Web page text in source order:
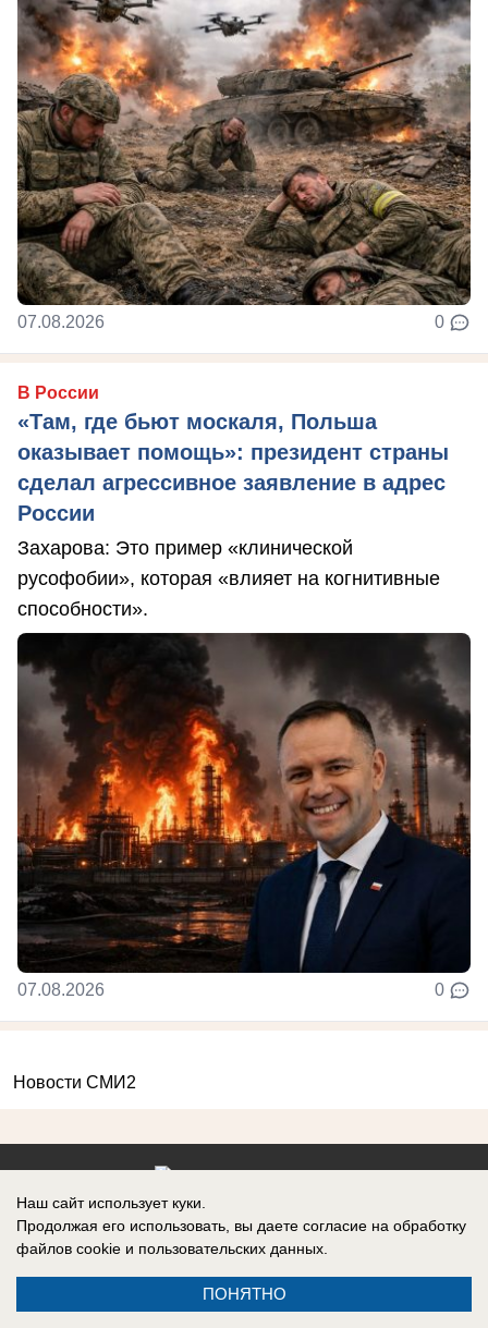
07.08.2026 0
В России
«Там, где бьют москаля, Польша
оказывает помощь»: президент страны
сделал агрессивное заявление в адрес
России
Захарова: Это пример «клинической
русофобии», которая «влияет на когнитивные
способности».
07.08.2026 0
Новости СМИ2
Реклама на сайте
Контакты
Вакансии
Информация
Наш сайт использует куки.
Продолжая его использовать, вы даете согласие на обработку
файлов cookie и пользовательских данных.
ПОНЯТНО